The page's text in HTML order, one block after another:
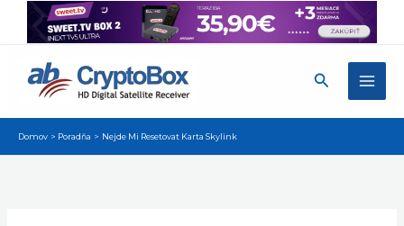
Preskočiť
Hľadať
Domov Poradňa Nejde Mi Resetovat Karta Skylink